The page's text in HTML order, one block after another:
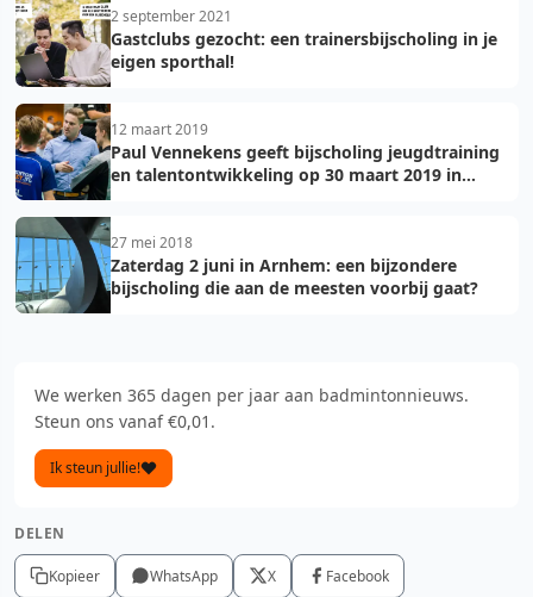
2 september 2021
Gastclubs gezocht: een trainersbijscholing in je
eigen sporthal!
12 maart 2019
Paul Vennekens geeft bijscholing jeugdtraining
en talentontwikkeling op 30 maart 2019 in
27 mei 2018
Zaterdag 2 juni in Arnhem: een bijzondere
bijscholing die aan de meesten voorbij gaat?
We werken 365 dagen per jaar aan badmintonnieuws.
Steun ons vanaf €0,01.
Ik steun jullie!
DELEN
Kopieer WhatsApp X Facebook